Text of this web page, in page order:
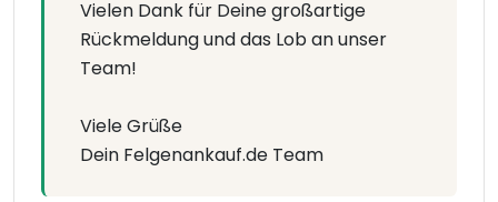
Vielen Dank für Deine großartige
Rückmeldung und das Lob an unser
Team!
Viele Grüße
Dein Felgenankauf.de Team